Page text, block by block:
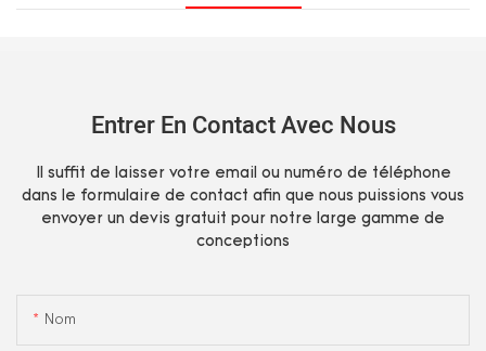
Entrer En Contact Avec Nous
Il suffit de laisser votre email ou numéro de téléphone
dans le formulaire de contact afin que nous puissions vous
envoyer un devis gratuit pour notre large gamme de
conceptions
Nom